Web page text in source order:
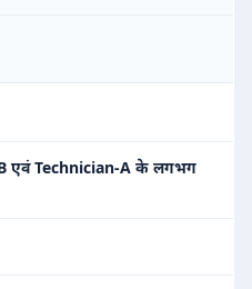
B एवं Technician-A के लगभग